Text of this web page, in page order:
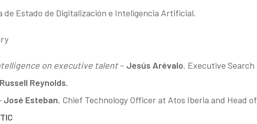
de Estado de Digitalización e Inteligencia Artificial.
on executive talent– Jesús Arévalo. Executive Search
Russell Reynolds.
José Esteban, Chief Technology Officer at Atos Iberia and Head of